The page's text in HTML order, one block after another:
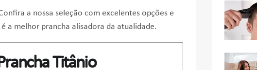
a nossa seleção com excelentes opções e
a melhor prancha alisadora da atualidade.
Titânio